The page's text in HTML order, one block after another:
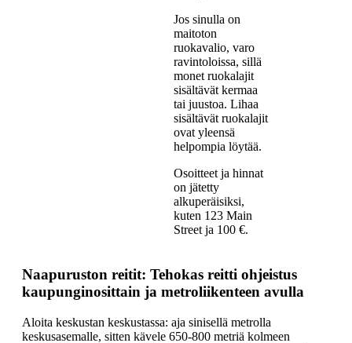
Jos sinulla on
maitoton
ruokavalio, varo
ravintoloissa, sillä
monet ruokalajit
sisältävät kermaa
tai juustoa. Lihaa
sisältävät ruokalajit
ovat yleensä
helpompia löytää.
Osoitteet ja hinnat
on jätetty
alkuperäisiksi,
kuten 123 Main
Street ja 100 €.
Naapuruston reitit: Tehokas reitti ohjeistus
kaupunginosittain ja metroliikenteen avulla
Aloita keskustan keskustassa: aja sinisellä metrolla
keskusasemalle, sitten kävele 650-800 metriä kolmeen